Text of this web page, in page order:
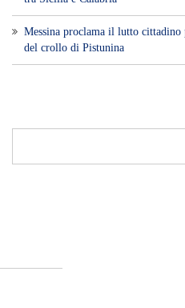
Messina proclama il lutto
del crollo di Pistunina